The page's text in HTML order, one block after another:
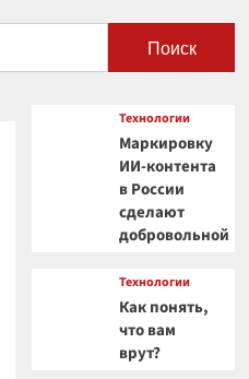
Поиск
Технологии
Маркировку
ИИ-контента
в России
сделают
добровольной
Технологии
Как понять,
что вам
врут?